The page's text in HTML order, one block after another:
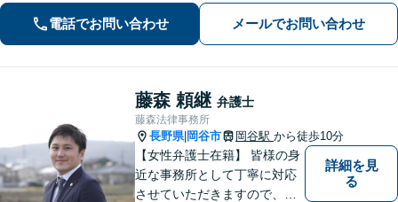
ます!【秘密厳守】【破産管財人】
電話でお問い合わせ メールでお問い合わせ
藤森 頼継 弁護士
藤森法律事務所
長野県| 岡谷市 岡谷駅 から徒歩10分
【女性弁護士在籍】 皆様の身
近な事務所として丁寧に対応
させていただきますので、お
詳細を見
る